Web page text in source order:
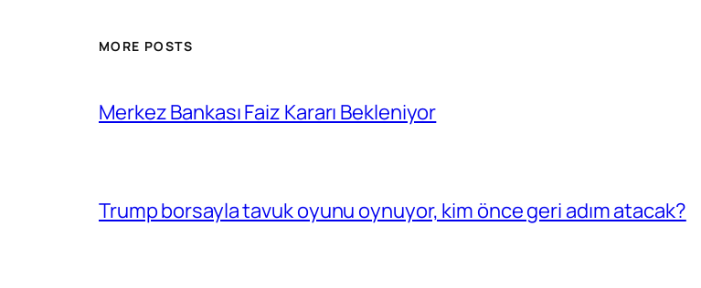
MORE POSTS
Merkez Bankası Faiz Kararı Bekleniyor
Trump borsayla tavuk oyunu oynuyor, kim önce geri adım atacak?